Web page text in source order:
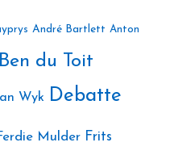
André Bartlett Anton
Ben du Toit
Wyk Debatte
Mulder Frits